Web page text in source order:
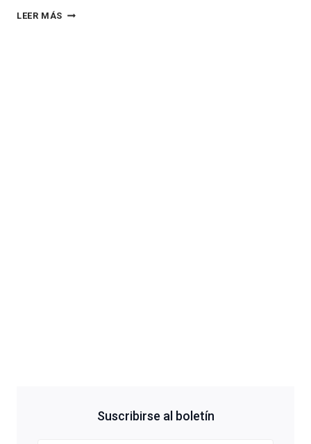
LEER MÁS LA
Suscribirse al boletín